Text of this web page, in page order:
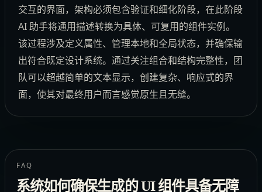
交互的界面，架构必须包含验证和细化阶段，在此阶段
AI 助手将通用描述转换为具体、可复用的组件实例。
该过程涉及定义属性、管理本地和全局状态，并确保输
出符合既定设计系统。通过关注组合和结构完整性，团
队可以超越简单的文本显示，创建复杂、响应式的界
面，使其对最终用户而言感觉原生且无缝。
FAQ
系统如何确保生成的 UI 组件具备无障